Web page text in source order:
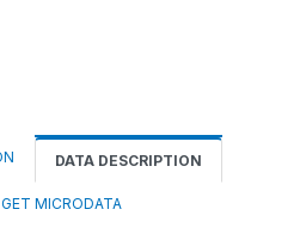
DATA DESCRIPTION
GET MICRODATA